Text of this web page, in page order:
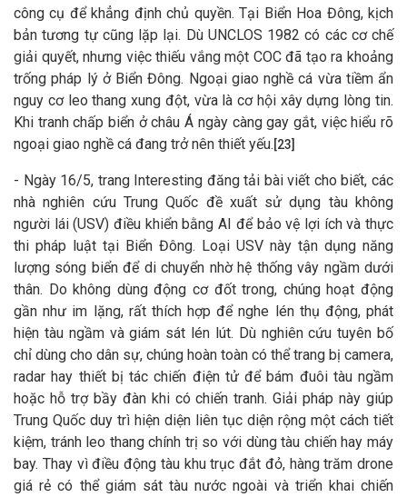
công cụ để khẳng định chủ quyền. Tại Biển Hoa Đông, kịch
bản tương tự cũng lặp lại. Dù UNCLOS 1982 có các cơ chế
giải quyết, nhưng việc thiếu vắng một COC đã tạo ra khoảng
trống pháp lý ở Biển Đông. Ngoại giao nghề cá vừa tiềm ẩn
nguy cơ leo thang xung đột, vừa là cơ hội xây dựng lòng tin.
Khi tranh chấp biển ở châu Á ngày càng gay gắt, việc hiểu rõ
ngoại giao nghề cá đang trở nên thiết yếu. [23]
- Ngày 16/5, trang Interesting đăng tải bài viết cho biết, các
nhà nghiên cứu Trung Quốc đề xuất sử dụng tàu không
người lái (USV) điều khiển bằng AI để bảo vệ lợi ích và thực
thi pháp luật tại Biển Đông. Loại USV này tận dụng năng
lượng sóng biển để di chuyển nhờ hệ thống vây ngầm dưới
thân. Do không dùng động cơ đốt trong, chúng hoạt động
gần như im lặng, rất thích hợp để nghe lén thụ động, phát
hiện tàu ngầm và giám sát lén lút. Dù nghiên cứu tuyên bố
chỉ dùng cho dân sự, chúng hoàn toàn có thể trang bị camera,
radar hay thiết bị tác chiến điện tử để bám đuôi tàu ngầm
hoặc hỗ trợ bầy đàn khi có chiến tranh. Giải pháp này giúp
Trung Quốc duy trì hiện diện liên tục diện rộng một cách tiết
kiệm, tránh leo thang chính trị so với dùng tàu chiến hay máy
bay. Thay vì điều động tàu khu trục đắt đỏ, hàng trăm drone
giá rẻ có thể giám sát tàu nước ngoài và triển khai chiến